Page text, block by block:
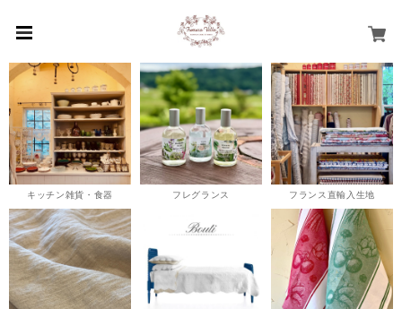
キッチン雑貨・食器 フレグランス フランス直輸入生地